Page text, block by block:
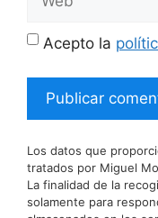
Acepto la
Los datos que
tratados por Miguel
La finalidad de la
solamente para